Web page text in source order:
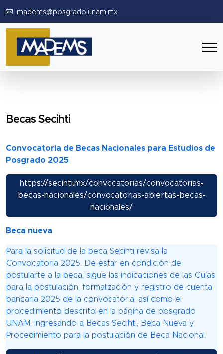
madems@posgrado.unam.mx
Becas Secihti
Convocatoria de Becas Nacionales para Estudios de
Posgrado 2025
https://secihti.mx/convocatorias/convocatorias-
becas-nacionales/convocatorias-abiertas-becas-
nacionales/
Beca nueva
Para la solicitud de la beca Secihti revisa la
Convocatoria 2025. De estar en condición de
postularte a la beca, sigue las indicaciones de las Guías
para la postulación, formalización y registro de cuenta
bancaria 2025 de la convocatoria, así como el
procedimiento descrito en la página de posgrado
UNAM, ingresando a Becas Secihti, Beca Nueva y
Procedimiento para la postulación de Beca Nacional.